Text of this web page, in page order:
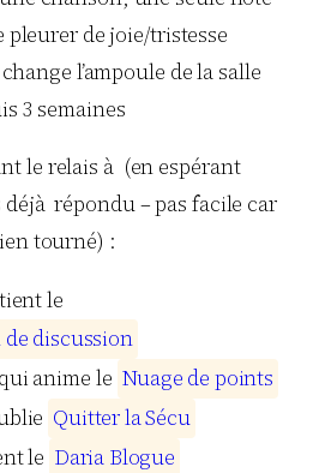
pleurer de joie/tristesse
l’ampoule de la salle
3 semaines
le relais à (en espérant
déjà répondu – pas facile car
tourné) :
le
de discussion
anime le Nuage de points
QuitterlaSécu
le Daria Blogue